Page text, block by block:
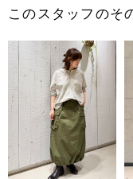
このスタッフのそ